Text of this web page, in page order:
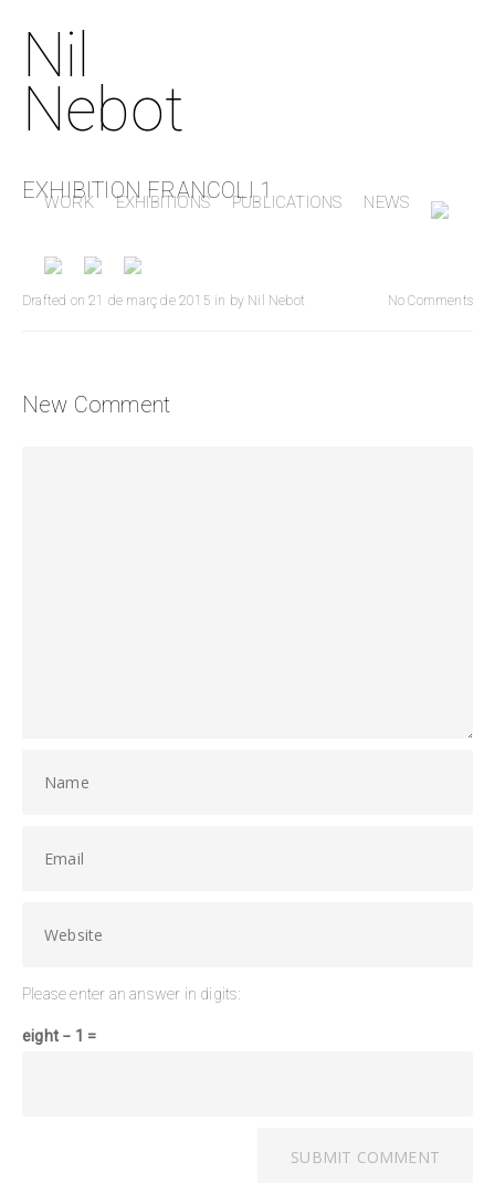
Nil
Nebot
WORK EXHIBITIONS PUBLICATIONS NEWS
EXHIBITION FRANCOLI 1
No Comments
Drafted on21 de març de 2015 in by Nil Nebot
New Comment
Please enter an answer in digits:
eight − 1 =